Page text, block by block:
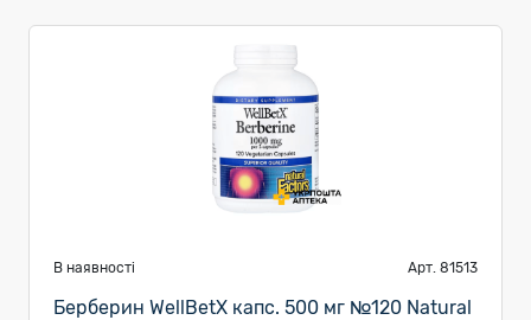
В наявності Арт. 81513
Берберин WellBetX капс. 500 мг №120 Natural